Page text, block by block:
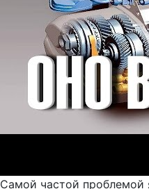
Самой частой проблемой